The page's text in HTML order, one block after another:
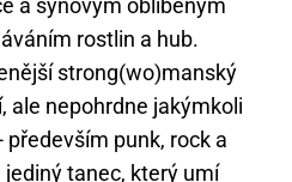
a synovým oblíbeným
rostlin a hub.
strong(wo)manský
ale nepohrdne jakýmkoli
punk, rock a
tanec, který umí